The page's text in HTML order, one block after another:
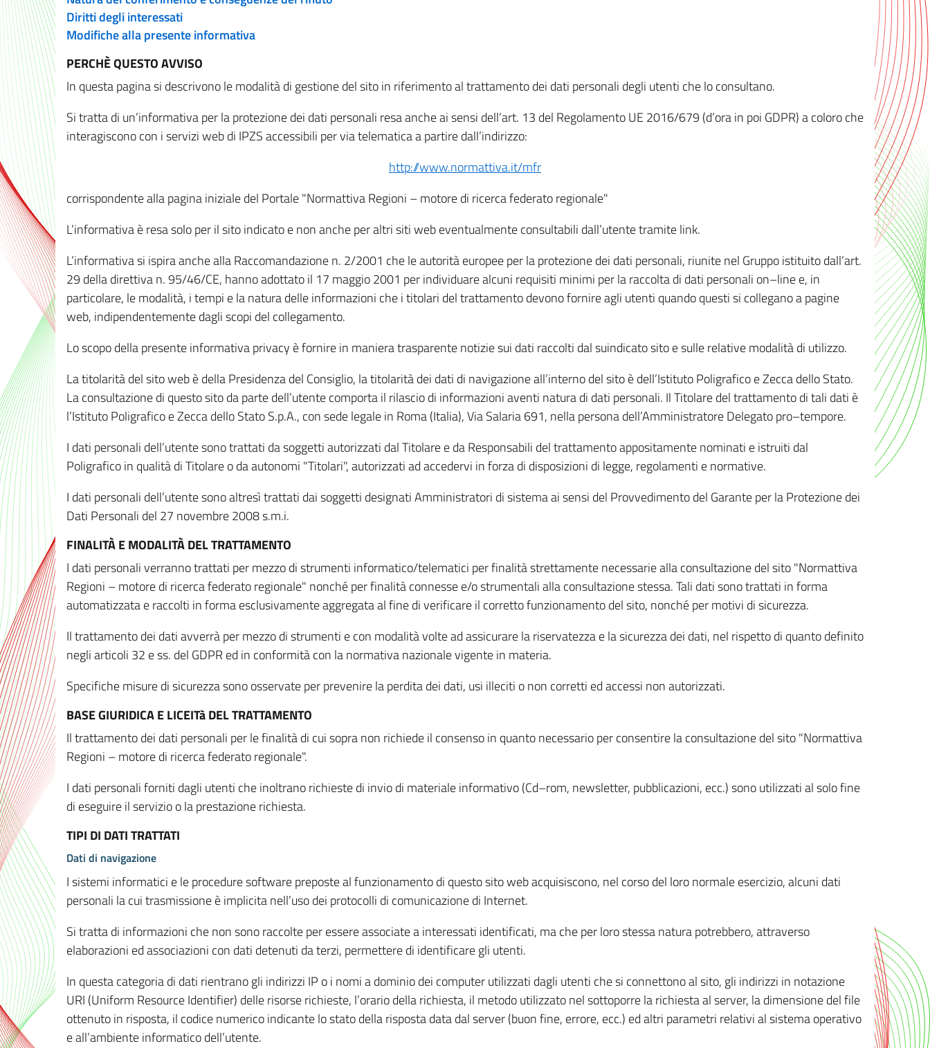
Diritti degli interessati
Modifiche alla presente informativa
PERCHÈ QUESTO AVVISO
In questa pagina si descrivono le modalità di gestione del sito in riferimento al trattamento dei dati personali degli utenti che lo consultano.
Si tratta di un’informativa per la protezione dei dati personali resa anche ai sensi dell’art. 13 del Regolamento UE 2016/679 (d’ora in poi GDPR) a coloro che
interagiscono con i servizi web di IPZS accessibili per via telematica a partire dall’indirizzo:
http://www.normattiva.it/mfr
corrispondente alla pagina iniziale del Portale "Normattiva Regioni – motore di ricerca federato regionale"
L’informativa è resa solo per il sito indicato e non anche per altri siti web eventualmente consultabili dall’utente tramite link.
L’informativa si ispira anche alla Raccomandazione n. 2/2001 che le autorità europee per la protezione dei dati personali, riunite nel Gruppo istituito dall’art.
29 della direttiva n. 95/46/CE, hanno adottato il 17 maggio 2001 per individuare alcuni requisiti minimi per la raccolta di dati personali on–line e, in
particolare, le modalità, i tempi e la natura delle informazioni che i titolari del trattamento devono fornire agli utenti quando questi si collegano a pagine
web, indipendentemente dagli scopi del collegamento.
Lo scopo della presente informativa privacy è fornire in maniera trasparente notizie sui dati raccolti dal suindicato sito e sulle relative modalità di utilizzo.
La titolarità del sito web è della Presidenza del Consiglio, la titolarità dei dati di navigazione all’interno del sito è dell’Istituto Poligrafico e Zecca dello Stato.
La consultazione di questo sito da parte dell’utente comporta il rilascio di informazioni aventi natura di dati personali. Il Titolare del trattamento di tali dati è
l’Istituto Poligrafico e Zecca dello Stato S.p.A., con sede legale in Roma (Italia), Via Salaria 691, nella persona dell’Amministratore Delegato pro–tempore.
I dati personali dell’utente sono trattati da soggetti autorizzati dal Titolare e da Responsabili del trattamento appositamente nominati e istruiti dal
Poligrafico in qualità di Titolare o da autonomi "Titolari", autorizzati ad accedervi in forza di disposizioni di legge, regolamenti e normative.
I dati personali dell’utente sono altresì trattati dai soggetti designati Amministratori di sistema ai sensi del Provvedimento del Garante per la Protezione dei
Dati Personali del 27 novembre 2008 s.m.i.
FINALITÀ E MODALITÀ DEL TRATTAMENTO
I dati personali verranno trattati per mezzo di strumenti informatico/telematici per finalità strettamente necessarie alla consultazione del sito "Normattiva
Regioni – motore di ricerca federato regionale" nonché per finalità connesse e/o strumentali alla consultazione stessa. Tali dati sono trattati in forma
automatizzata e raccolti in forma esclusivamente aggregata al fine di verificare il corretto funzionamento del sito, nonché per motivi di sicurezza.
Il trattamento dei dati avverrà per mezzo di strumenti e con modalità volte ad assicurare la riservatezza e la sicurezza dei dati, nel rispetto di quanto definito
negli articoli 32 e ss. del GDPR ed in conformità con la normativa nazionale vigente in materia.
Specifiche misure di sicurezza sono osservate per prevenire la perdita dei dati, usi illeciti o non corretti ed accessi non autorizzati.
BASE GIURIDICA E LICEITà DEL TRATTAMENTO
Il trattamento dei dati personali per le finalità di cui sopra non richiede il consenso in quanto necessario per consentire la consultazione del sito "Normattiva
Regioni – motore di ricerca federato regionale".
I dati personali forniti dagli utenti che inoltrano richieste di invio di materiale informativo (Cd–rom, newsletter, pubblicazioni, ecc.) sono utilizzati al solo fine
di eseguire il servizio o la prestazione richiesta.
TIPI DI DATI TRATTATI
Dati di navigazione
I sistemi informatici e le procedure software preposte al funzionamento di questo sito web acquisiscono, nel corso del loro normale esercizio, alcuni dati
personali la cui trasmissione è implicita nell’uso dei protocolli di comunicazione di Internet.
Si tratta di informazioni che non sono raccolte per essere associate a interessati identificati, ma che per loro stessa natura potrebbero, attraverso
elaborazioni ed associazioni con dati detenuti da terzi, permettere di identificare gli utenti.
In questa categoria di dati rientrano gli indirizzi IP o i nomi a dominio dei computer utilizzati dagli utenti che si connettono al sito, gli indirizzi in notazione
URI (Uniform Resource Identifier) delle risorse richieste, l’orario della richiesta, il metodo utilizzato nel sottoporre la richiesta al server, la dimensione del file
ottenuto in risposta, il codice numerico indicante lo stato della risposta data dal server (buon fine, errore, ecc.) ed altri parametri relativi al sistema operativo
e all’ambiente informatico dell’utente.